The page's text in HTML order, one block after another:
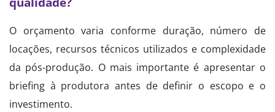
O orçamento varia conforme duração, número de
locações, recursos técnicos utilizados e complexidade
da pós-produção. O mais importante é apresentar o
briefing à produtora antes de definir o escopo e o
investimento.